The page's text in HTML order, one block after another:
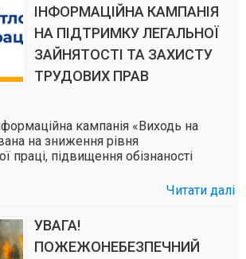
ІНФОРМАЦІЙНА КАМПАНІЯ
НА ПІДТРИМКУ ЛЕГАЛЬНОЇ
ЗАЙНЯТОСТІ ТА ЗАХИСТУ
ТРУДОВИХ ПРАВ
кампанія «Виходь на
на зниження рівня
праці, підвищення обізнаності
Читати далі
УВАГА!
ПОЖЕЖОНЕБЕЗПЕЧНИЙ